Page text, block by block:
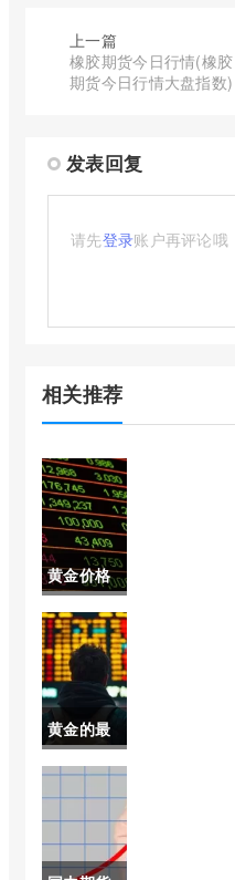
上一篇
橡胶期货今日行情(橡胶
期货今日行情大盘指数)
发表回复
请先登录账户再评论哦
相关推荐
黄金价格
近期会跌
吗(黄金近
期会降价
吗)
黄金的最
新价格是
元(黄金最